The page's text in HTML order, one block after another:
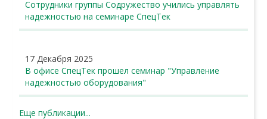
Сотрудники группы Содружество учились управлять
надежностью на семинаре СпецТек
17 Декабря 2025
В офисе СпецТек прошел семинар "Управление
надежностью оборудования"
Еще публикации...